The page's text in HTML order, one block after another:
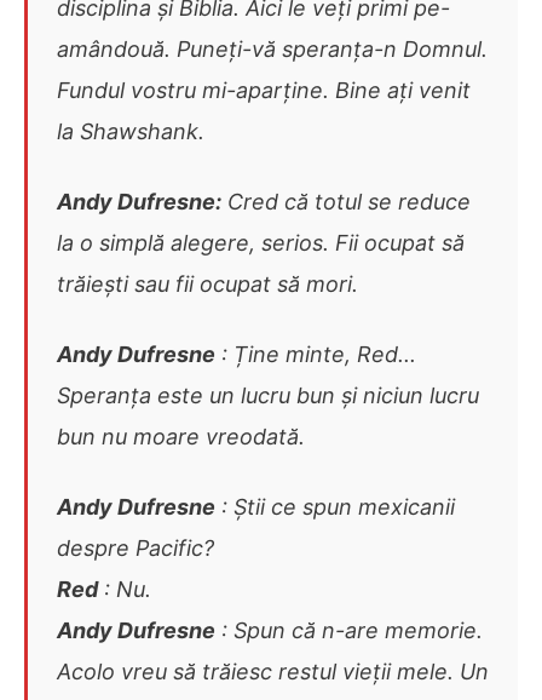
disciplina și Biblia. Aici le veți primi pe-
amândouă. Puneți-vă speranța-n Domnul.
Fundul vostru mi-aparține. Bine ați venit
la Shawshank.
Andy Dufresne: Cred că totul se reduce
la o simplă alegere, serios. Fii ocupat să
trăiești sau fii ocupat să mori.
Andy Dufresne : Ține minte, Red...
Speranța este un lucru bun și niciun lucru
bun nu moare vreodată.
Andy Dufresne : Știi ce spun mexicanii
despre Pacific?
Red: Nu.
Andy Dufresne : Spun că n-are memorie.
Acolo vreu să trăiesc restul vieții mele. Un